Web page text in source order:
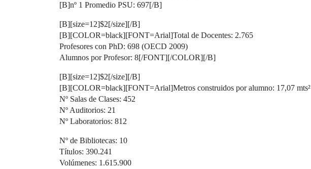
[B]nº 1 Promedio PSU: 697[/B]
[B][size=12]$2[/size][/B]
[B][COLOR=black][FONT=Arial]Total de Docentes: 2.765
Profesores con PhD: 698 (OECD 2009)
Alumnos por Profesor: 8[/FONT][/COLOR][/B]
[B][size=12]$2[/size][/B]
[B][COLOR=black][FONT=Arial]Metros construidos por alumno: 17,07 mts²
Nº Salas de Clases: 452
Nº Auditorios: 21
Nº Laboratorios: 812
Nº de Bibliotecas: 10
Títulos: 390.241
Volúmenes: 1.615.900